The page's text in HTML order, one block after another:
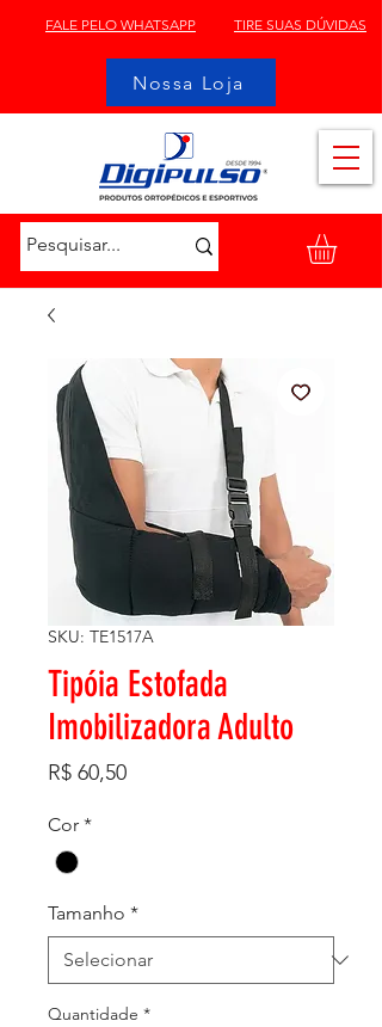
FALE PELO WHATSAPP TIRE SUAS DÚVIDAS
Nossa Loja
SKU: TE1517A
Tipóia Estofada
Imobilizadora Adulto
R$ 60,50Preço
Cor *
Tamanho *
Quantidade *